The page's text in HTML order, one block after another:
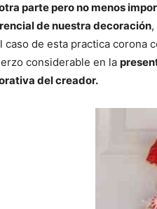
parte pero no menos
de nuestra decoración
caso de esta practica corona
considerable en la
del creador.